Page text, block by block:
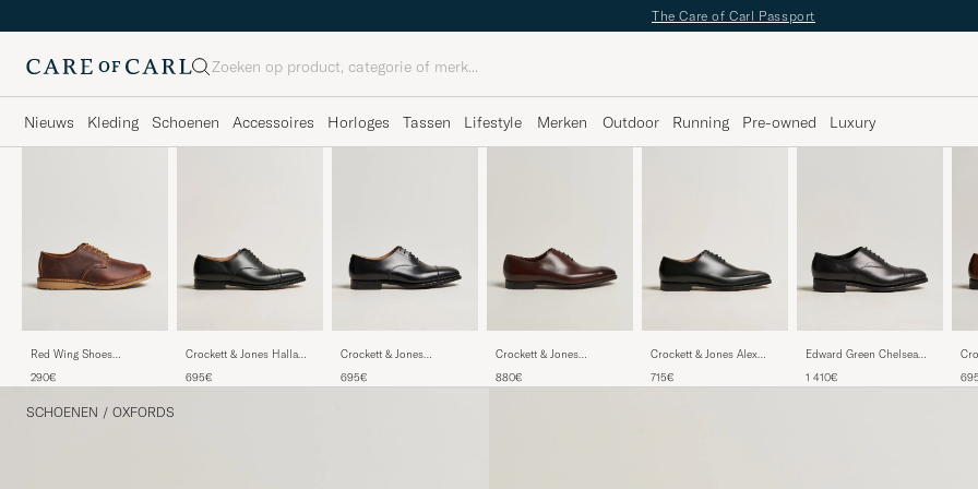
The Care of Carl Passport
Zoeken
Nieuws Kleding Schoenen Accessoires Horloges Tassen Lifestyle Merken Outdoor Running Pre-owned Luxury
Red Wing Shoes
Copper Rough/Though
290€
Crockett & Jones Hallam
695€
Crockett & Jones
Black Calf
695€
Crockett & Jones
Wholecut Dk Brown
880€
Crockett & Jones Alex
Calf
715€
Edward Green Chelsea
1 410€
SCHOENEN / OXFORDS